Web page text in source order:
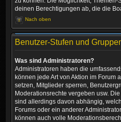
deinen Berechtigungen ab, die die
Nach oben
Benutzer-Stufen und
Was sind Administratoren?
Administratoren haben die
können jede Art von Aktion im Forum
setzen, Mitglieder sperren,
Moderationsrechte vergeben usw.
sind allerdings davon abhängig,
Forums oder ein anderer
können auch volle